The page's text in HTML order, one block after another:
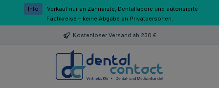
Zum Hauptinhalt springen
Info
Verkauf nur an Zahnärzte, Dentallabore und autorisierte
Fachkreise – keine Abgabe an Privatpersonen.
Kostenloser Versand ab 250 €